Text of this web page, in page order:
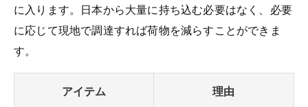
に入ります。日本から大量に持ち込む必要はなく、必要
に応じて現地で調達すれば荷物を減らすことができま
す。
アイテム 理由